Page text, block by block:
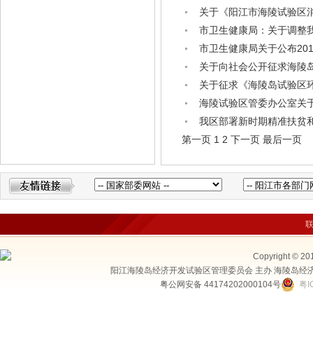
关于《阳江市海陵试验区
市卫生健康局：关于调整
市卫生健康局关于公布
关于向社会公开征求海陵
关于征求《海陵岛试验区
海陵试验区管委办公室关
我区部署新时期精准扶贫
第一页 1 2 下一页 最后一页
Copyright ©
阳江海陵岛经济开发试验区管理委员会 主办 海陵岛
粤公网安备 44174202000104号
粤